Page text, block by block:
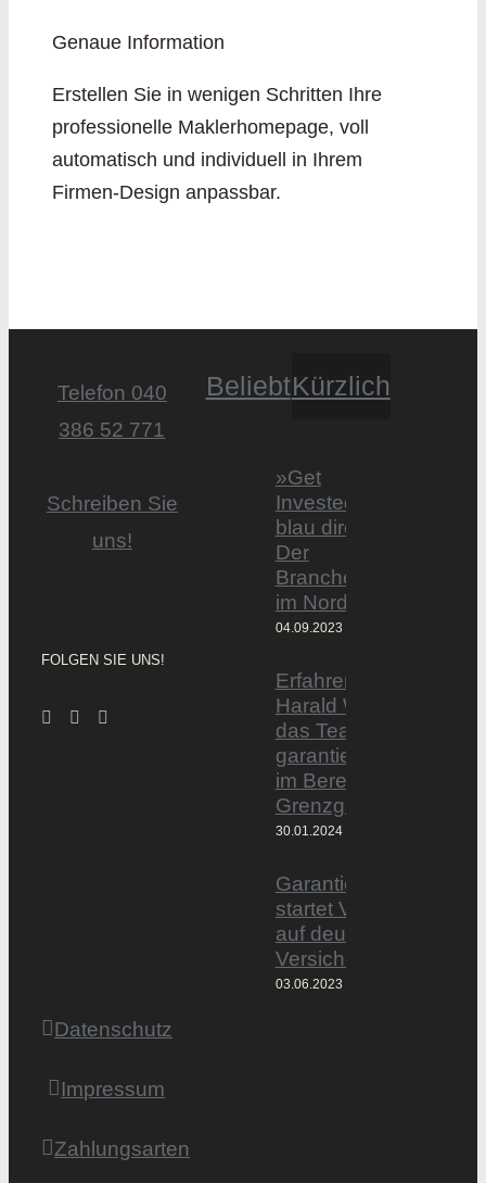
Genaue Information
Erstellen Sie in wenigen Schritten Ihre
professionelle Maklerhomepage, voll
automatisch und individuell in Ihrem
Firmen-Design anpassbar.
Telefon 040
386 52 771
Schreiben Sie
uns!
FOLGEN SIE UNS!
BeliebtKürzlich
»Get
Invested by
blau direkt«:
Der
Branchentag
im Norden
04.09.2023
Erfahrener Experte
Harald Wesely stärkt
das Team von
garantiertmehrnetto.de
im Bereich
Grenzgänger
30.01.2024
startet
auf deutschem
Versicherungsmarkt
03.06.2023
Datenschutz
Impressum
Zahlungsarten